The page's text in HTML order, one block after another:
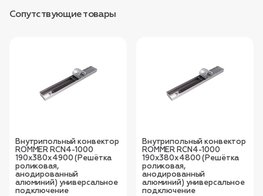
Сопутствующие товары
Внутрипольный конвектор
ROMMER RCN4-1000
190х380х4900 (Решётка
роликовая,
анодированный
алюминий) универсальное
подключение
Внутрипольный конвектор
ROMMER RCN4-1000
190х380х4800 (Решётка
роликовая,
анодированный
алюминий) универсальное
подключение